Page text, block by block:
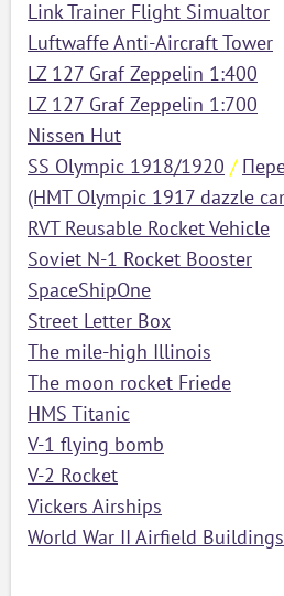
Link Trainer Flight Simualtor
Luftwaffe Anti-Aircraft Tower
LZ 127 Graf Zeppelin 1:400
LZ 127 Graf Zeppelin 1:700
Nissen Hut
SS Olympic 1918/1920 /
(HMT Olympic 1917 dazzle
RVT Reusable Rocket Vehicle
Soviet N-1 Rocket Booster
SpaceShipOne
Street Letter Box
The mile-high Illinois
The moon rocket Friede
HMS Titanic
V-1 flying bomb
V-2 Rocket
Vickers Airships
World War II Airfield Buildings